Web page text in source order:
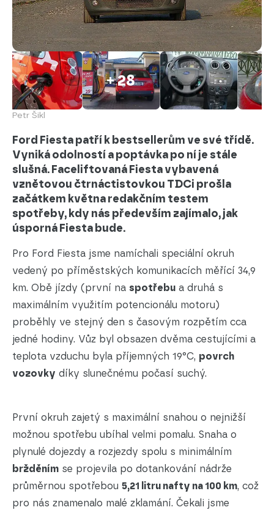
+ 28
Petr Šikl
Ford Fiesta patří k bestsellerům ve své třídě.
Vyniká odolností a poptávka po ní je stále
slušná. Faceliftovaná Fiesta vybavená
vznětovou čtrnáctistovkou TDCi prošla
začátkem května redakčním testem
spotřeby, kdy nás především zajímalo, jak
úsporná Fiesta bude.
Pro Ford Fiesta jsme namíchali speciální okruh
vedený po příměstských komunikacích měřící 34,9
km. Obě jízdy (první na spotřebu a druhá s
maximálním využitím potencionálu motoru)
proběhly ve stejný den s časovým rozpětím cca
jedné hodiny. Vůz byl obsazen dvěma cestujícími a
teplota vzduchu byla příjemných 19°C, povrch
vozovky díky slunečnému počasí suchý.
První okruh zajetý s maximální snahou o nejnižší
možnou spotřebu ubíhal velmi pomalu. Snaha o
plynulé dojezdy a rozjezdy spolu s minimálním
bržděním se projevila po dotankování nádrže
průměrnou spotřebou 5,21 litru nafty na 100 km, což
pro nás znamenalo malé zklamání. Čekali jsme